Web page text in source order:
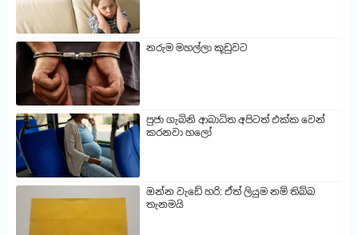
නරුම මහල්ලා කූඩුවට
පුජා ගැබිනි ආබාධිත අපිටත් එක්ක වෙන්
කරනවා හලෝ
ඔන්න වැඩේ හරි: ඒත් ලියුම නම් තිබ්බ
තැනමයි